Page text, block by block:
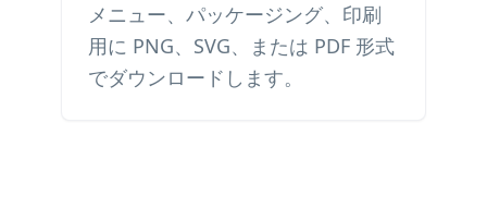
メニュー、パッケージング、印刷
用に PNG、SVG、または PDF 形式
でダウンロードします。